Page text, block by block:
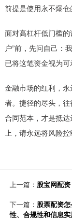
前提是使用永不爆仓
面对高杠杆低门槛
户”前，先问自己：
已将这笔资金视为
金融市场的红利，
者。捷径的尽头，
合同范本，才是抵
上，请永远将风险
上一篇： 股宝网配
下一篇： 股票配资
性、合规性和信息